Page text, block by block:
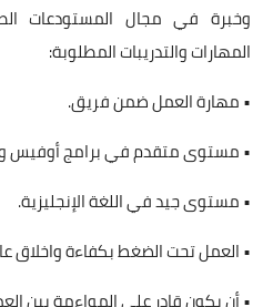
وخبرة في مجال المستودعات
المهارات والتدريبات المطلوبة:
• مهارة العمل ضمن فريق.
• مستوى متقدم في برامج أوفيس
• مستوى جيد في اللغة الإنجليزية.
• العمل تحت الضغط بكفاءة واخلاق